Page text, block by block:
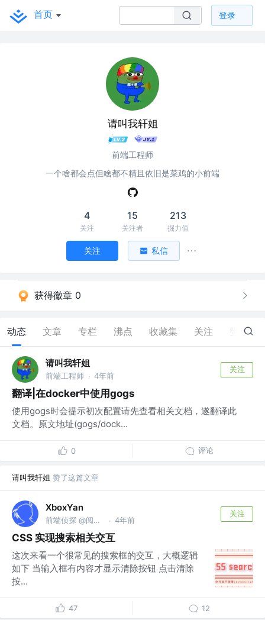
首页 登录
请叫我轩姐
前端工程师
一个啥都会点但啥都不精且依旧是菜鸡的小前端
4
关注
15
关注者
213
掘力值
关注 私信
获得徽章 0
动态 文章 专栏 沸点 收藏集 关注 52
请叫我轩姐
前端工程师 · 4年前
关注
翻译|在docker中使用gogs
使用gogs时会提示初次配置请先查看相关文档，遂翻译此
文档。原文地址(gogs/dock...
0 评论
请叫我轩姐 赞了这篇文章
XboxYan
前端侦探 @阅文集团 · 4年前
关注
CSS 实现搜索相关交互
这次来看一个很常见的搜索框的交互，大概逻辑
如下 当输入框有内容才显示清除按钮 点击清除
按...
47 12